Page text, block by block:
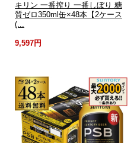
キリン 一番搾り 一番しぼり 糖
質ゼロ350ml缶×48本【2ケース
(...
9,597円